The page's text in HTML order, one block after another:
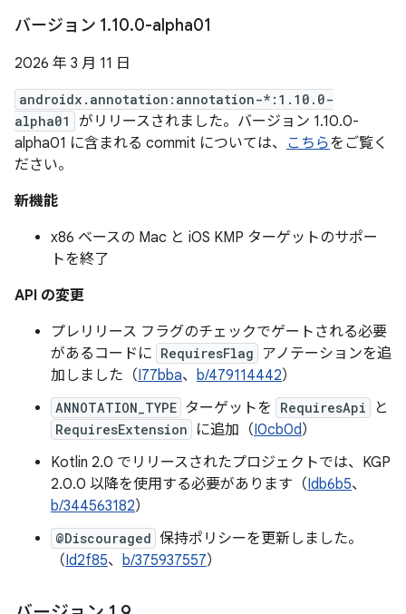
バージョン 1.10.0-alpha01
2026 年 3 月 11 日
androidx.annotation:annotation-*:1.10.0-
alpha01
がリリースされました。バージョン 1.10.0-
alpha01 に含まれる commit については、 こちらをご覧く
ださい。
新機能
x86 ベースの Mac と iOS KMP ターゲットのサポー
トを終了
API の変更
プレリリース フラグのチェックでゲートされる必要
があるコードに RequiresFlag アノテーションを追
加しました（I77bba、 b/479114442）
ANNOTATION_TYPE ターゲットを RequiresApi と
RequiresExtension に追加（I0cb0d）
Kotlin 2.0 でリリースされたプロジェクトでは、KGP
2.0.0 以降を使用する必要があります（Idb6b5、
b/344563182）
@Discouraged 保持ポリシーを更新しました。
（Id2f85、 b/375937557）